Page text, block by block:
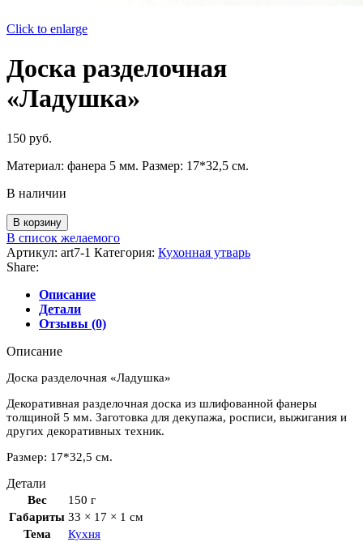
Click to enlarge
Доска разделочная
«Ладушка»
150 руб.
Материал: фанера 5 мм. Размер: 17*32,5 см.
В наличии
Количество
товара
Доска
разделочная
В корзину
В список желаемого
Артикул: art7-1 Категория: Кухонная утварь
Share:
Описание
Детали
Отзывы (0)
Описание
Доска разделочная «Ладушка»
Декоративная разделочная доска из шлифованной фанеры
толщиной 5 мм. Заготовка для декупажа, росписи, выжигания и
других декоративных техник.
Размер: 17*32,5 см.
Детали
Вес
150 г
Габариты 33 × 17 × 1 см
Тема
Кухня